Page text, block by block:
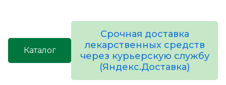
Каталог
Срочная доставка
лекарственных средств
через курьерскую службу
(Яндекс.Доставка)